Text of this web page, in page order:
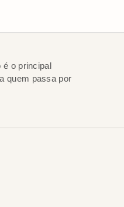
é o principal
quem passa por